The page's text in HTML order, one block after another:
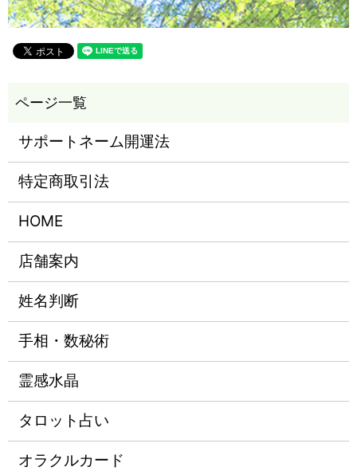
サポートネーム開運法
特定商取引法
HOME
店舗案内
姓名判断
手相・数秘術
霊感水晶
タロット占い
オラクルカード